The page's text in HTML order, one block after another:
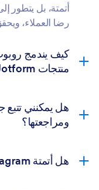
أتمتة، بل يتطور
رضا العملاء،
منتجات Jotform الأخرى؟
ومراجعتها؟
هل أتمتة Instagram آمنة؟